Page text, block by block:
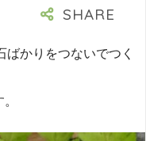
かりをつないでつく